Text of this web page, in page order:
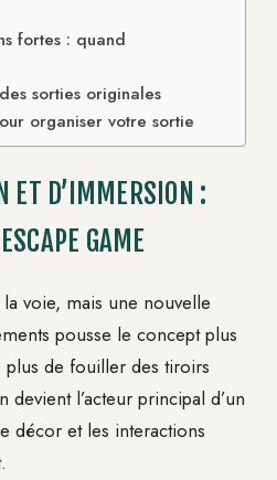
fortes : quand
sorties originales
organiser votre sortie
ET D’IMMERSION :
GAME
la voie, mais une nouvelle
pousse le concept plus
de fouiller des tiroirs
l’acteur principal d’un
décor et les interactions